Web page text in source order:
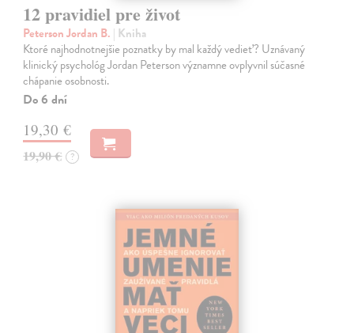
12 pravidiel pre život
Peterson Jordan B. | Kniha
Ktoré najhodnotnejšie poznatky by mal každý vedieť? Uznávaný
klinický psychológ Jordan Peterson významne ovplyvnil súčasné
chápanie osobnosti.
Do 6 dní
19,30 €
19,90 € ?